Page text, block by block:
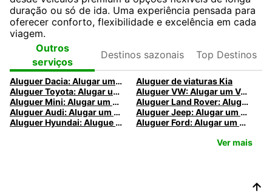
duração ou só de ida. Uma experiência pensada para
oferecer conforto, flexibilidade e excelência em cada
viagem.
Outros
serviços
sazonais
Destinos
Aluguer Dacia: Alugar um Dacia com a Europcar
Aluguer de viaturas Kia
Aluguer Toyota: Alugar um Toyota na Europcar
Aluguer VW: Alugar um Volkswagen com a Europcar
Aluguer Mini: Alugar um Mini na Europcar
Aluguer Land Rover: Alugar um Land Rover com a Europcar
Aluguer Audi: Alugar um Audi na Europcar
Aluguer Jeep: Alugar um Jeep na Europcar
Aluguer Hyundai: Alugue um Hyundai com a Europcar
Aluguer Ford: Alugar um Ford na Europcar
Ver mais